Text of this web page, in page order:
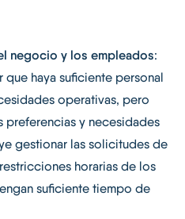
negocio y los empleados:
que haya suficiente personal
operativas, pero
preferencias y necesidades
gestionar las solicitudes de
horarias de los
suficiente tiempo de